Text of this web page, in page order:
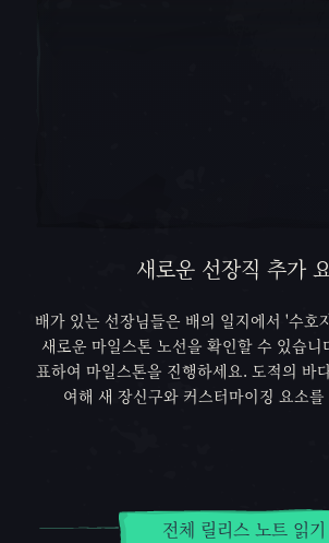
새로운 선장직 추가
배가 있는 선장님들은 배의 일지에서 '수호
새로운 마일스톤 노선을 확인할 수 있습니
표하여 마일스톤을 진행하세요. 도적의 바
여해 새 장신구와 커스터마이징 요소
전체 릴리스 노트 읽기